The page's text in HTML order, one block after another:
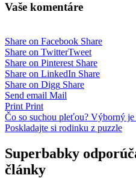
Vaše komentáre
Share on Facebook Share
Share on TwitterTweet
Share on Pinterest Share
Share on LinkedIn Share
Share on Digg Share
Send email Mail
Print Print
Navigácia
v
článku
Čo so suchou pleťou? Výborný je
Poskladajte si rodinku z puzzle
Superbabky
články